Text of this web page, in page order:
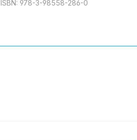
ISBN: 978-3-98558-286-0